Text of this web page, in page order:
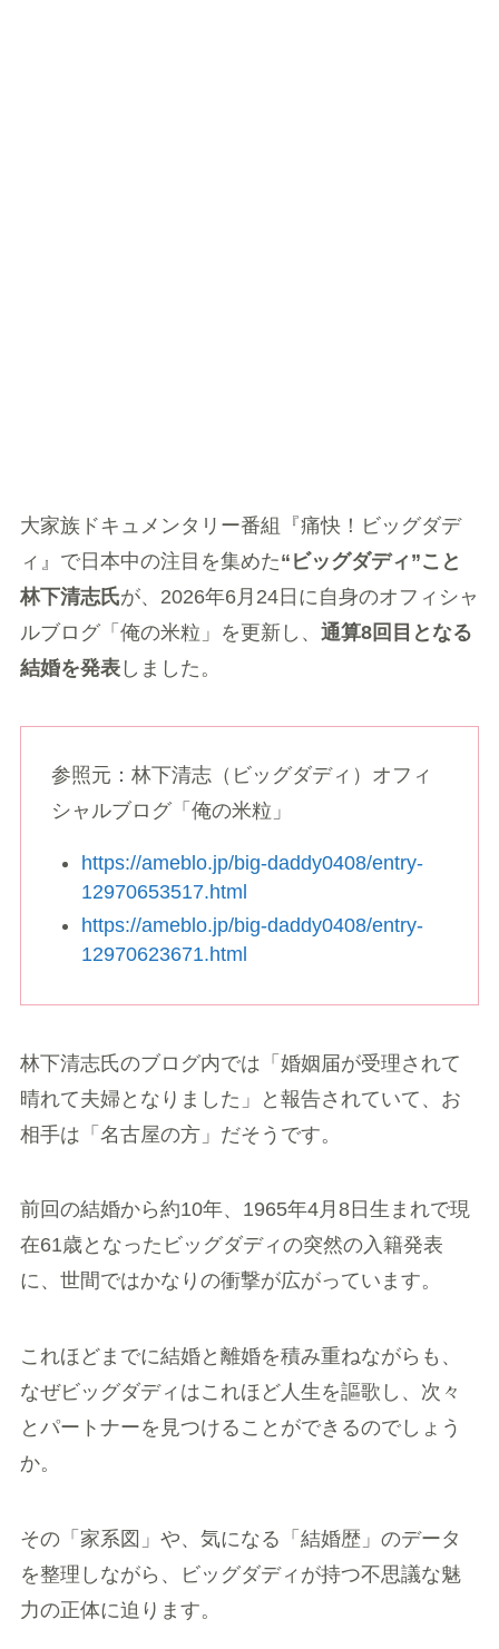
大家族ドキュメンタリー番組『痛快！ビッグダデ
ィ』で日本中の注目を集めた“ビッグダディ”こと
林下清志氏が、2026年6月24日に自身のオフィシャ
ルブログ「俺の米粒」を更新し、 通算8回目となる
結婚を発表しました。
参照元：林下清志（ビッグダディ）オフィ
シャルブログ「俺の米粒」
https://ameblo.jp/big-daddy0408/entry-
12970653517.html
https://ameblo.jp/big-daddy0408/entry-
12970623671.html
林下清志氏のブログ内では「婚姻届が受理されて
晴れて夫婦となりました」と報告されていて、お
相手は「名古屋の方」だそうです。
前回の結婚から約10年、1965年4月8日生まれで現
在61歳となったビッグダディの突然の入籍発表
に、世間ではかなりの衝撃が広がっています。
これほどまでに結婚と離婚を積み重ねながらも、
なぜビッグダディはこれほど人生を謳歌し、次々
とパートナーを見つけることができるのでしょう
か。
その「家系図」や、気になる「結婚歴」のデータ
を整理しながら、ビッグダディが持つ不思議な魅
力の正体に迫ります。